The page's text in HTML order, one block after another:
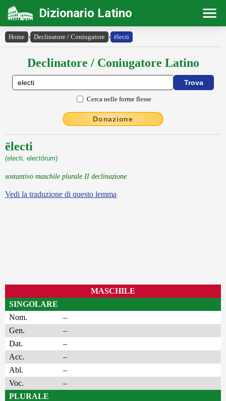
Dizionario Latino
Home › Declinatore / Coniugatore › ēlecti
Declinatore / Coniugatore Latino
Cerca nelle forme flesse
Donazione
ēlecti
(electi, electōrum)
sostantivo maschile plurale II declinazione
Vedi la traduzione di questo lemma
MASCHILE
SINGOLARE
Nom.
–
Gen.
–
Dat.
–
Acc.
–
Abl.
–
Voc.
–
PLURALE